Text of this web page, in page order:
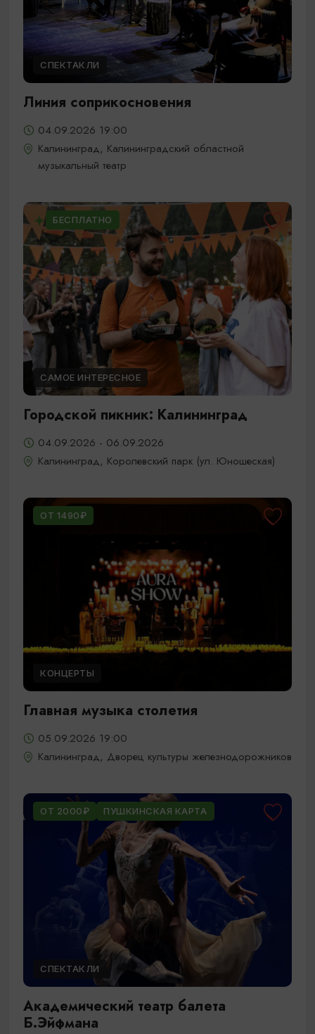
СПЕКТАКЛИ
Линия соприкосновения
04.09.2026 19:00
Калининград, Калининградский областной
музыкальный театр
БЕСПЛАТНО
САМОЕ ИНТЕРЕСНОЕ
Городской пикник: Калининград
04.09.2026 - 06.09.2026
Калининград, Королевский парк (ул. Юношеская)
ОТ 1490₽
КОНЦЕРТЫ
Главная музыка столетия
05.09.2026 19:00
Калининград, Дворец культуры железнодорожников
ОТ 2000₽ ПУШКИНСКАЯ КАРТА
СПЕКТАКЛИ
Академический театр балета
Б.Эйфмана